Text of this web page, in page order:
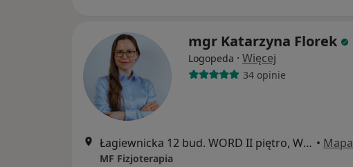
mgr Katarzyna Florek
Logopeda · Więcej
34 opinie
Łagiewnicka 12 bud. WORD II piętro, Wrocław • Mapa
MF Fizjoterapia